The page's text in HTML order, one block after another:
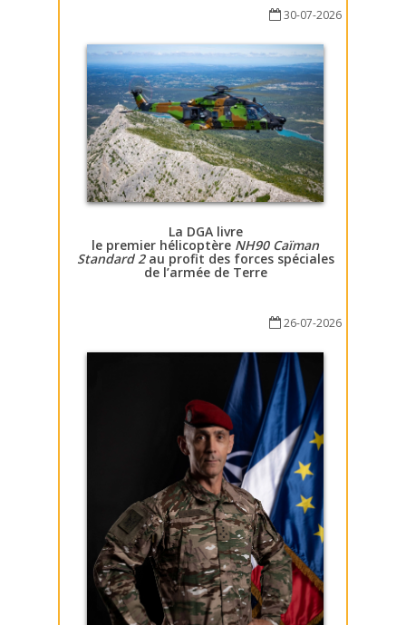
30-07-2026
La DGA livre
le premier hélicoptère NH90 Caïman
Standard 2au profit des forces spéciales
de l’armée de Terre
26-07-2026